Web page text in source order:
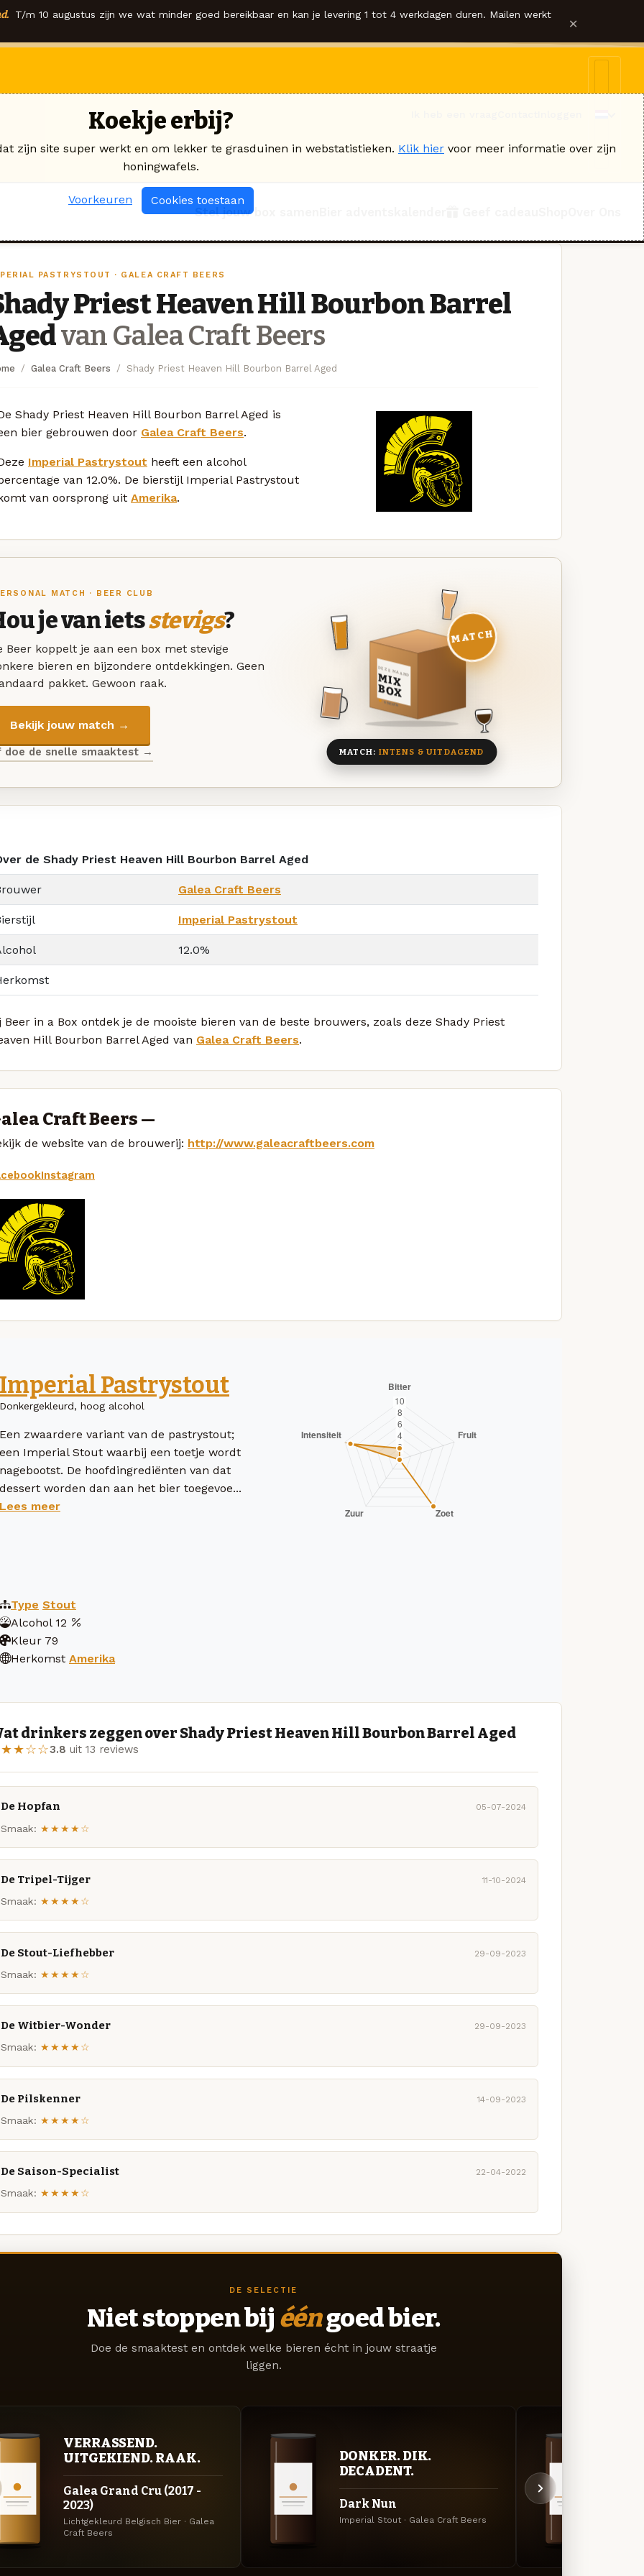
T/m 10 augustus zijn we wat minder goed bereikbaar en kan je levering 1 tot 4 werkdagen duren. Mailen werkt ×
Stel jouw box samen
PASTRYSTOUT · GALEA CRAFT BEERS
Priest Heaven Hill Bourbon Barrel
van Galea Craft Beers
Galea Craft Beers Shady Priest Heaven Hill Bourbon Barrel Aged
Shady Priest Heaven Hill Bourbon Barrel Aged is
bier gebrouwen door Galea Craft Beers.
Imperial Pastrystout heeft een alcohol
van 12.0%. De bierstijl Imperial Pastrystout
van oorsprong uit Amerika.
MATCH · BEER CLUB
je van ietsstevigs?
Beer koppelt je aan een box met stevige
bieren en bijzondere ontdekkingen. Geen
pakket. Gewoon raak.
Bekijk jouw match →
doe de snelle smaaktest →
DEZE MAAND
MIX
BOX
8 BIEREN
MATCH
MATCH: INTENS & UITDAGEND
de Shady Priest Heaven Hill Bourbon Barrel Aged
Galea Craft Beers
Imperial Pastrystout
12.0%
Beer in a Box ontdek je de mooiste bieren van de beste brouwers, zoals deze Shady Priest
Hill Bourbon Barrel Aged van Galea Craft Beers.
Craft Beers —
de website van de brouwerij: http://www.galeacraftbeers.com
Instagram
Imperial Pastrystout
Donkergekleurd, hoog alcohol
Een zwaardere variant van de pastrystout;
een Imperial Stout waarbij een toetje wordt
nagebootst. De hoofdingrediënten van dat
dessert worden dan aan het bier toegevoe...
Lees meer
Type Stout
Alcohol 12
Kleur 79
Herkomst Amerika
drinkers zeggen over Shady Priest Heaven Hill Bourbon Barrel Aged
3.8 uit 13 reviews
De Hopfan 05-07-2024
Smaak: ★★★★☆
De Tripel-Tijger 11-10-2024
Smaak: ★★★★☆
De Stout-Liefhebber 29-09-2023
Smaak: ★★★★☆
De Witbier-Wonder 29-09-2023
Smaak: ★★★★☆
De Pilskenner 14-09-2023
Smaak: ★★★★☆
De Saison-Specialist 22-04-2022
Smaak: ★★★★☆
DE SELECTIE
Niet stoppen bij ééngoed bier.
Doe de smaaktest en ontdek welke bieren écht in jouw straatje
liggen.
VERRASSEND.
UITGEKIEND. RAAK.
Galea Grand Cru (2017 -
2023)
Lichtgekleurd Belgisch Bier · Galea
Craft Beers
DONKER. DIK.
DECADENT.
Dark Nun
Imperial Stout · Galea Craft Beers
Koekje erbij?
zijn site super werkt en om lekker te grasduinen in webstatistieken. Klik hier voor meer informatie over zijn
honingwafels.
Voorkeuren Cookies toestaan